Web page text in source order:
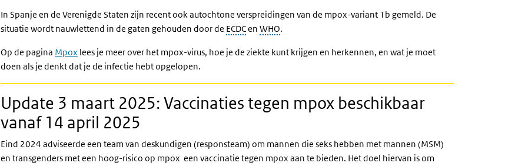
In Spanje en de Verenigde Staten zijn recent ook autochtone verspreidingen van de mpox-variant 1b gemeld. De
situatie wordt nauwlettend in de gaten gehouden door de ECDCen WHO.
Op de pagina Mpox lees je meer over het mpox-virus, hoe je de ziekte kunt krijgen en herkennen, en wat je moet
doen als je denkt dat je de infectie hebt opgelopen.
Update 3 maart 2025: Vaccinaties tegen mpox beschikbaar
vanaf 14 april 2025
Eind 2024 adviseerde een team van deskundigen (responsteam) om mannen die seks hebben met mannen (MSM)
en transgenders met een hoog-risico op mpox een vaccinatie tegen mpox aan te bieden. Het doel hiervan is om